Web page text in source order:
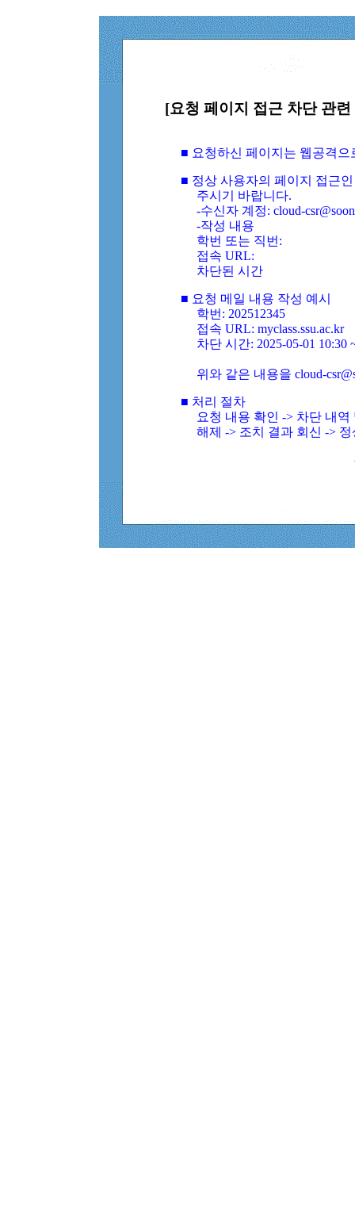
[요청 페이지 접근 차단 관
■ 요청하신 페이지는 웹공격
■ 정상 사용자의 페이지 접근
주시기 바랍니다.
-수신자 계정: cloud-
-작성 내용
학번 또는 직번:
접속 URL:
차단된 시간
■ 요청 메일 내용 작성 예시
학번: 202512345
접속 URL: myclass.ssu.ac.kr
차단 시간: 2025-05-01 10:30
위와 같은 내용을 cloud-
■ 처리 절차
요청 내용 확인 -> 차단 내
해제 -> 조치 결과 회신 ->